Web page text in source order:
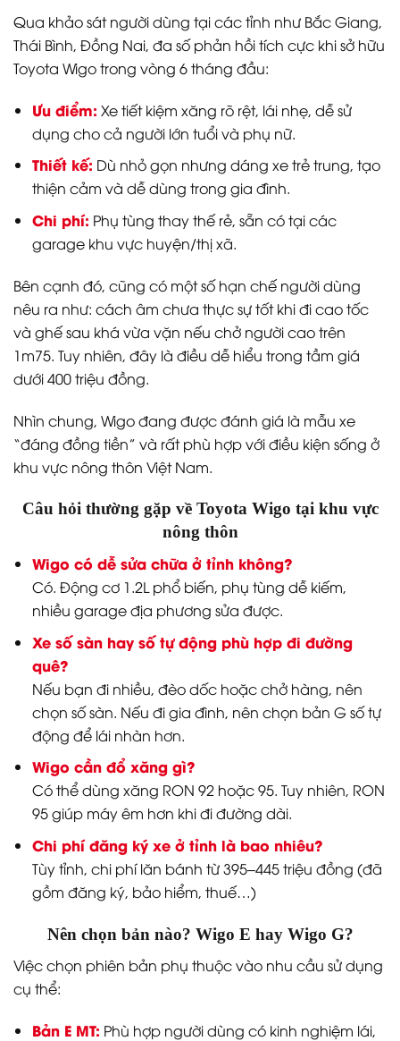
Qua khảo sát người dùng tại các tỉnh như Bắc Giang,
Thái Bình, Đồng Nai, đa số phản hồi tích cực khi sở hữu
Toyota Wigo trong vòng 6 tháng đầu:
Ưu điểm: Xe tiết kiệm xăng rõ rệt, lái nhẹ, dễ sử
dụng cho cả người lớn tuổi và phụ nữ.
Thiết kế: Dù nhỏ gọn nhưng dáng xe trẻ trung, tạo
thiện cảm và dễ dùng trong gia đình.
Chi phí: Phụ tùng thay thế rẻ, sẵn có tại các
garage khu vực huyện/thị xã.
Bên cạnh đó, cũng có một số hạn chế người dùng
nêu ra như: cách âm chưa thực sự tốt khi đi cao tốc
và ghế sau khá vừa vặn nếu chở người cao trên
1m75. Tuy nhiên, đây là điều dễ hiểu trong tầm giá
dưới 400 triệu đồng.
Nhìn chung, Wigo đang được đánh giá là mẫu xe
“đáng đồng tiền” và rất phù hợp với điều kiện sống ở
khu vực nông thôn Việt Nam.
Câu hỏi thường gặp về Toyota Wigo tại khu vực
nông thôn
Wigo có dễ sửa chữa ở tỉnh không?
Có. Động cơ 1.2L phổ biến, phụ tùng dễ kiếm,
nhiều garage địa phương sửa được.
Xe số sàn hay số tự động phù hợp đi đường
quê?
Nếu bạn đi nhiều, đèo dốc hoặc chở hàng, nên
chọn số sàn. Nếu đi gia đình, nên chọn bản G số tự
động để lái nhàn hơn.
Wigo cần đổ xăng gì?
Có thể dùng xăng RON 92 hoặc 95. Tuy nhiên, RON
95 giúp máy êm hơn khi đi đường dài.
Chi phí đăng ký xe ở tỉnh là bao nhiêu?
Tùy tỉnh, chi phí lăn bánh từ 395–445 triệu đồng (đã
gồm đăng ký, bảo hiểm, thuế…)
Nên chọn bản nào? Wigo E hay Wigo G?
Việc chọn phiên bản phụ thuộc vào nhu cầu sử dụng
cụ thể:
Bản E MT: Phù hợp người dùng có kinh nghiệm lái,